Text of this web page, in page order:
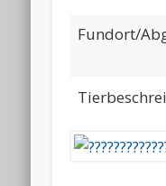
Fundort/